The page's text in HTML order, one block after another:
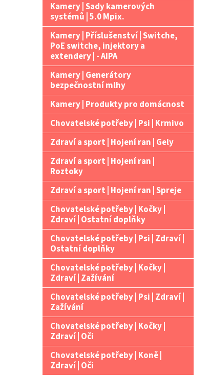
Kamery | Sady kamerových
systémů | 5.0 Mpix.
Kamery | Příslušenství | Switche,
PoE switche, injektory a
extendery | - AIPA
Kamery | Generátory
bezpečnostní mlhy
Kamery | Produkty pro domácnost
Chovatelské potřeby | Psi | Krmivo
Zdraví a sport | Hojení ran | Gely
Zdraví a sport | Hojení ran |
Roztoky
Zdraví a sport | Hojení ran | Spreje
Chovatelské potřeby | Kočky |
Zdraví | Ostatní doplňky
Chovatelské potřeby | Psi | Zdraví |
Ostatní doplňky
Chovatelské potřeby | Kočky |
Zdraví | Zažívání
Chovatelské potřeby | Psi | Zdraví |
Zažívání
Chovatelské potřeby | Kočky |
Zdraví | Oči
Chovatelské potřeby | Koně |
Zdraví | Oči